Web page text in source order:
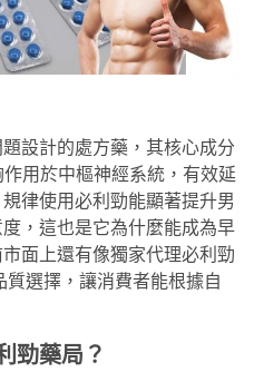
設計的處方藥，其核心成分
用於中樞神經系統，有效延
律使用必利勁能顯著提升男
，這也是它為什麼能成為早
面上還有像獨家代理必利勁
質選擇，讓消費者能根據自
勁藥局？